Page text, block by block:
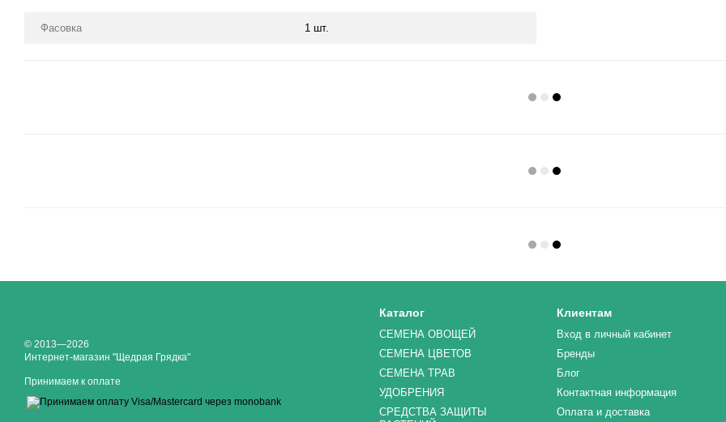
Фасовка 1 шт.
© 2013—2026
Интернет-магазин "Щедрая Грядка"
Принимаем к оплате
Каталог
СЕМЕНА ОВОЩЕЙ
СЕМЕНА ЦВЕТОВ
СЕМЕНА ТРАВ
УДОБРЕНИЯ
СРЕДСТВА ЗАЩИТЫ
Клиентам
Вход в личный кабинет
Бренды
Блог
Контактная информация
Оплата и доставка